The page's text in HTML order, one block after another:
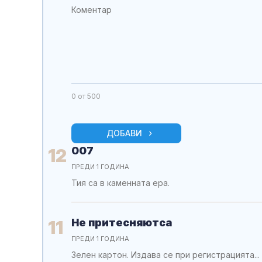
0 от 500
ДОБАВИ
12 007
ПРЕДИ 1 ГОДИНА
Тия са в каменната ера.
11 Не притесняютса
ПРЕДИ 1 ГОДИНА
Зелен картон. Издава се при регистрацията...